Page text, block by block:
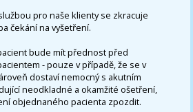
pro naše klienty se zkracuje
čekání na vyšetření.
bude mít přednost před
- pouze v případě, že se v
dostaví nemocný s akutním
neodkladné a okamžité ošetření,
objednaného pacienta zpozdit.